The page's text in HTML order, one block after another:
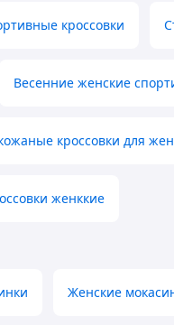
кроссовки
Весенние женские
кроссовки для
женккие
Женские